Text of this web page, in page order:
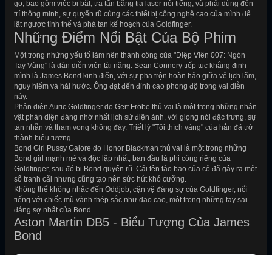
go, bao gồm việc bị bắt, tra tấn bằng tia laser nổi tiếng, và phải dùng đến
trí thông minh, sự quyến rũ cùng các thiết bị công nghệ cao của mình để
lật ngược tình thế và phá tan kế hoạch của Goldfinger.
Những Điểm Nổi Bật Của Bộ Phim
Một trong những yếu tố làm nên thành công của "Điệp Viên 007: Ngón
Tay Vàng" là dàn diễn viên tài năng. Sean Connery tiếp tục khẳng định
mình là James Bond kinh điển, với sự pha trộn hoàn hảo giữa vẻ lịch lãm,
nguy hiểm và hài hước. Ông đạt đến đỉnh cao phong độ trong vai diễn
này.
Phản diện Auric Goldfinger do Gert Fröbe thủ vai là một trong những nhân
vật phản diện đáng nhớ nhất lịch sử điện ảnh, với giọng nói đặc trưng, sự
tàn nhẫn và tham vọng không đáy. Triết lý "Tôi thích vàng" của hắn đã trở
thành biểu tượng.
Bond Girl Pussy Galore do Honor Blackman thủ vai là một trong những
Bond girl mạnh mẽ và độc lập nhất, ban đầu là phi công riêng của
Goldfinger, sau đó bị Bond quyến rũ. Cái tên táo bạo của cô đã gây ra một
số tranh cãi nhưng cũng tạo nên sức hút khó cưỡng.
Không thể không nhắc đến Oddjob, cận vệ đáng sợ của Goldfinger, nổi
tiếng với chiếc mũ vành thép sắc như dao cạo, một trong những tay sai
đáng sợ nhất của Bond.
Aston Martin DB5 - Biểu Tượng Của James
Bond